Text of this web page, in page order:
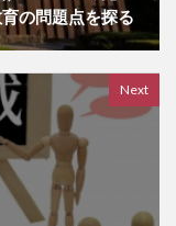
の問題点を探る
Next